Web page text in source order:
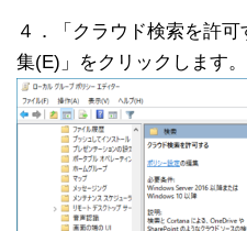
４．「クラウド検索を許
集(E)」をクリックします。